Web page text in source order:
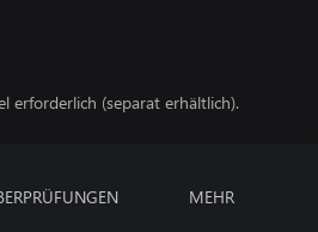
erforderlich (separat erhältlich).
MEHR